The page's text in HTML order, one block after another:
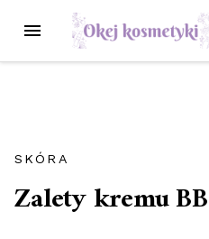
treści
MENU
SKÓRA
Zalety kremu